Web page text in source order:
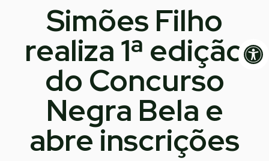
Simões Filho
realiza 1ª edição
do Concurso
Negra Bela e
abre inscrições